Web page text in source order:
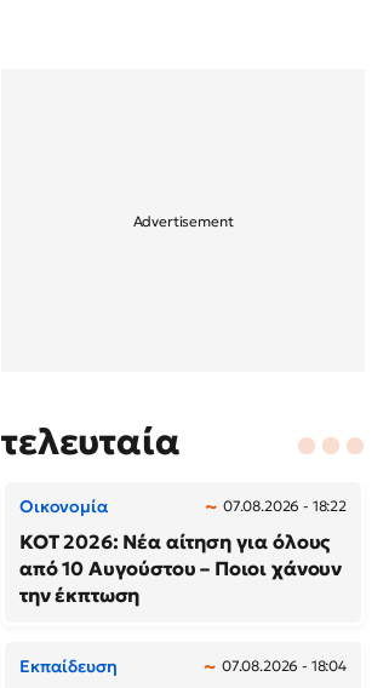
τελευταία
Οικονομία 07.08.2026 - 18:22
ΚΟΤ 2026: Νέα αίτηση για όλους
από 10 Αυγούστου – Ποιοι χάνουν
την έκπτωση
Εκπαίδευση 07.08.2026 - 18:04